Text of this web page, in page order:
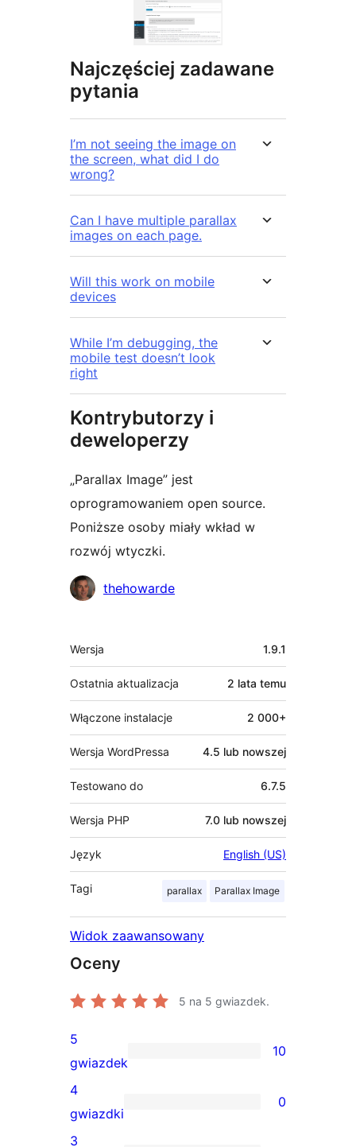
Najczęściej zadawane
pytania
I’m not seeing the image on
the screen, what did I do
wrong?
Can I have multiple parallax
images on each page.
Will this work on mobile
devices
While I’m debugging, the
mobile test doesn’t look
right
Kontrybutorzy i
deweloperzy
„Parallax Image” jest
oprogramowaniem open source.
Poniższe osoby miały wkład w
rozwój wtyczki.
Zaangażowani
thehowarde
Meta
Wersja 1.9.1
Ostatnia aktualizacja 2 lata temu
Włączone instalacje 2 000+
Wersja WordPressa 4.5 lub nowszej
Testowano do 6.7.5
Wersja PHP 7.0 lub nowszej
Język English (US)
Tagi parallax Parallax Image
Widok zaawansowany
Oceny
5 na 5 gwiazdek.
10
recenzji
5-
gwiazdkowych
5
gwiazdek
10
0
recenzji
4
gwiazdki
0
3